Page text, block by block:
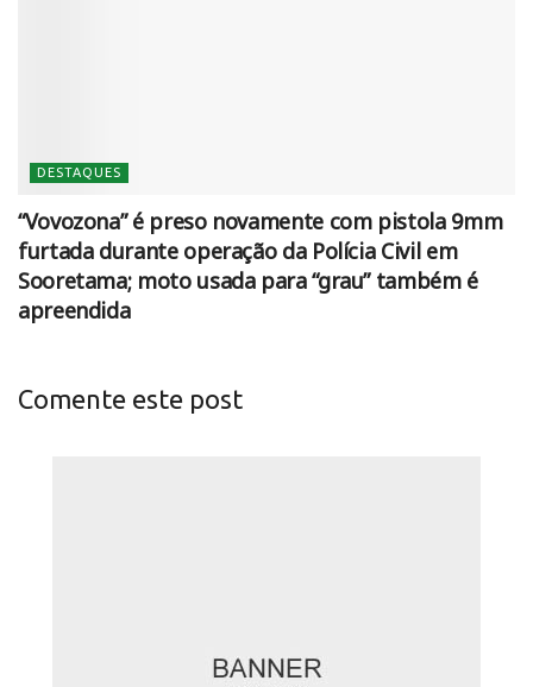
DESTAQUES
“Vovozona” é preso novamente com pistola 9mm
furtada durante operação da Polícia Civil em
Sooretama; moto usada para “grau” também é
apreendida
Comente este post